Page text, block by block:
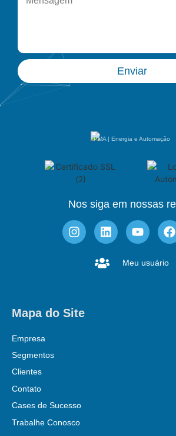
Enviar
PMA | Energia e Automação
Nos siga em nossas
Meu usuário
Mapa do Site
Empresa
Segmentos
Clientes
Contato
Cases de Sucesso
Trabalhe Conosco